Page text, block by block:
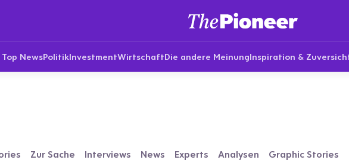
Top NewsPolitikInvestmentWirtschaftDie andere MeinungInspiration &
Zur Sache Interviews News Experts Analysen Graphic Stories